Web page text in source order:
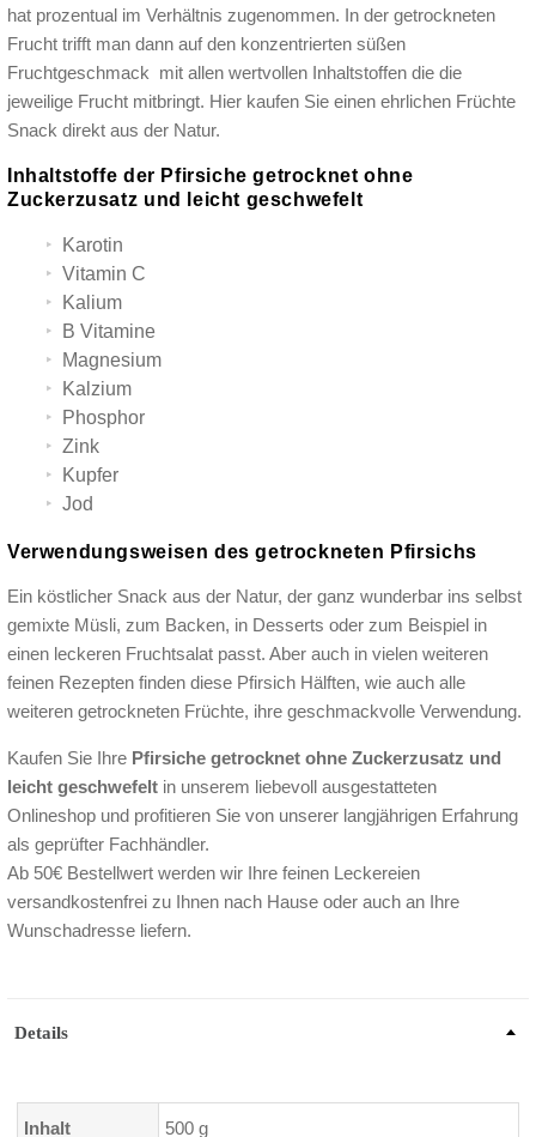
hat prozentual im Verhältnis zugenommen. In der getrockneten
Frucht trifft man dann auf den konzentrierten süßen
Fruchtgeschmack mit allen wertvollen Inhaltstoffen die die
jeweilige Frucht mitbringt. Hier kaufen Sie einen ehrlichen Früchte
Snack direkt aus der Natur.
Inhaltstoffe der Pfirsiche getrocknet ohne
Zuckerzusatz und leicht geschwefelt
Karotin
Vitamin C
Kalium
B Vitamine
Magnesium
Kalzium
Phosphor
Zink
Kupfer
Jod
Verwendungsweisen des getrockneten Pfirsichs
Ein köstlicher Snack aus der Natur, der ganz wunderbar ins selbst
gemixte Müsli, zum Backen, in Desserts oder zum Beispiel in
einen leckeren Fruchtsalat passt. Aber auch in vielen weiteren
feinen Rezepten finden diese Pfirsich Hälften, wie auch alle
weiteren getrockneten Früchte, ihre geschmackvolle Verwendung.
Kaufen Sie Ihre Pfirsiche getrocknet ohne Zuckerzusatz und
leicht geschwefelt in unserem liebevoll ausgestatteten
Onlineshop und profitieren Sie von unserer langjährigen Erfahrung
als geprüfter Fachhändler.
Ab 50€ Bestellwert werden wir Ihre feinen Leckereien
versandkostenfrei zu Ihnen nach Hause oder auch an Ihre
Wunschadresse liefern.
Details
Inhalt 500 g